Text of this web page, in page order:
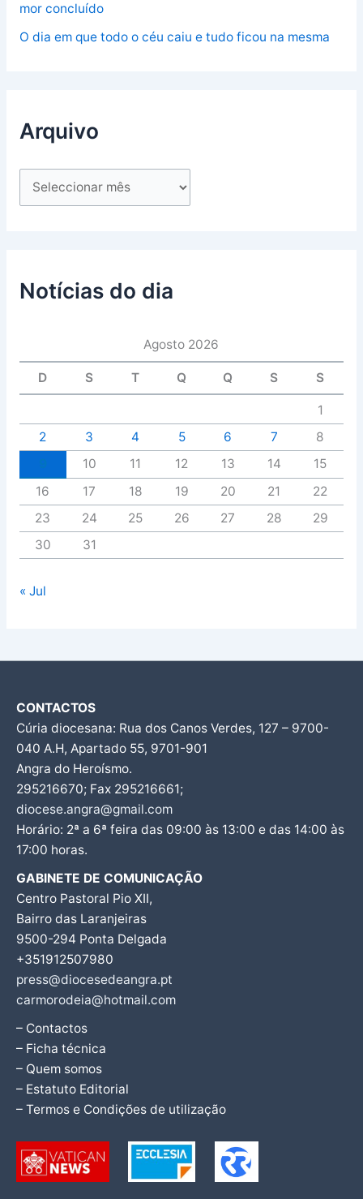
mor concluído
O dia em que todo o céu caiu e tudo ficou na mesma
Arquivo
Notícias do dia
Agosto 2026
D S T Q Q S S
1
2
3 4 5 6 7
8
10 11 12 13 14
15
16
17 18 19 20 21
22
23
24 25 26 27 28
29
30
31
« Jul
CONTACTOS
Cúria diocesana: Rua dos Canos Verdes, 127 – 9700-
040 A.H, Apartado 55, 9701-901
Angra do Heroísmo.
295216670; Fax 295216661;
diocese.angra@gmail.com
Horário: 2ª a 6ª feira das 09:00 às 13:00 e das 14:00 às
17:00 horas.
GABINETE DE COMUNICAÇÃO
Centro Pastoral Pio XII,
Bairro das Laranjeiras
9500-294 Ponta Delgada
+351912507980
press@diocesedeangra.pt
carmorodeia@hotmail.com
– Contactos
– Ficha técnica
– Quem somos
– Estatuto Editorial
– Termos e Condições de utilização